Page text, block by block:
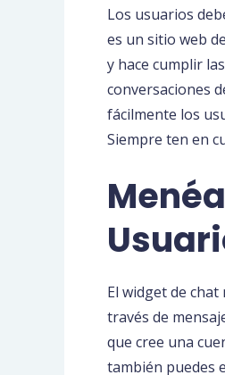
Los usuarios
es un sitio web
y hace cumplir
conversaciones
fácilmente los
Siempre ten en
El widget de
través de
que cree una
también puedes